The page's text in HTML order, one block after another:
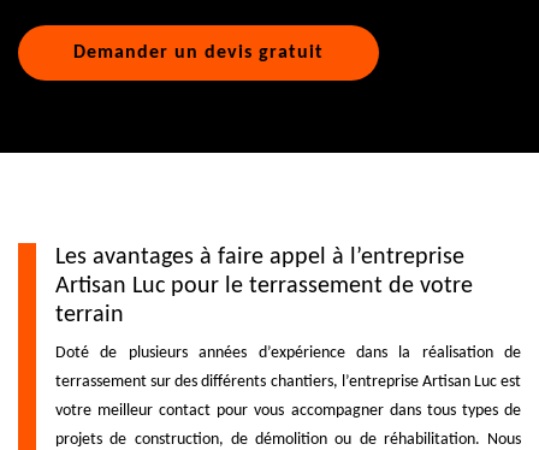
Demander un devis gratuit
Les avantages à faire appel à l’entreprise
Artisan Luc pour le terrassement de votre
terrain
Doté de plusieurs années d’expérience dans la réalisation de
terrassement sur des différents chantiers, l’entreprise Artisan Luc est
votre meilleur contact pour vous accompagner dans tous types de
projets de construction, de démolition ou de réhabilitation. Nous